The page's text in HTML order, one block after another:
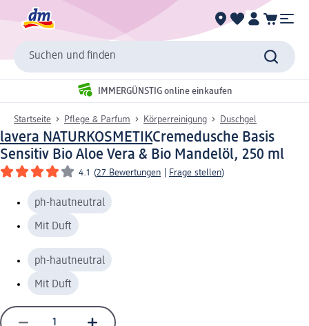
Suchen und finden
IMMERGÜNSTIG online einkaufen
Startseite Pflege & Parfum Körperreinigung Duschgel
lavera NATURKOSMETIKCremedusche Basis
Sensitiv Bio Aloe Vera & Bio Mandelöl, 250 ml
4.1 (27 Bewertungen Frage stellen)
ph-hautneutral
Mit Duft
ph-hautneutral
Mit Duft